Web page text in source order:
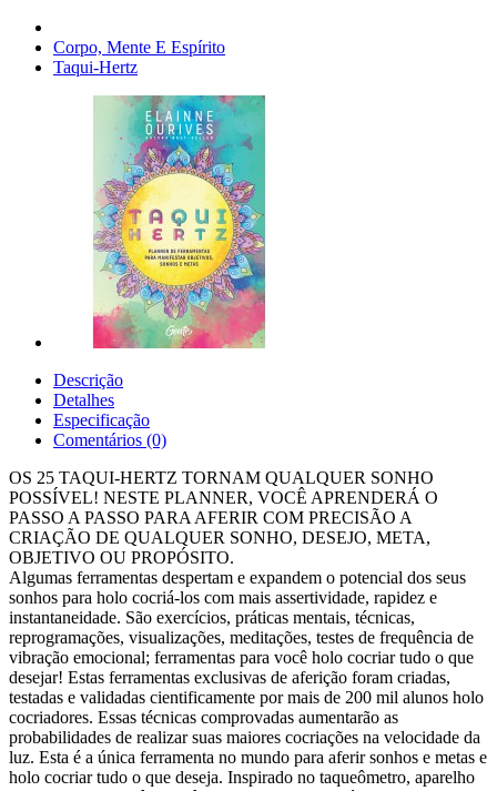
Corpo, Mente E Espírito
Taqui-Hertz
Descrição
Detalhes
Especificação
Comentários (0)
OS 25 TAQUI-HERTZ TORNAM QUALQUER SONHO
POSSÍVEL! NESTE PLANNER, VOCÊ APRENDERÁ O
PASSO A PASSO PARA AFERIR COM PRECISÃO A
CRIAÇÃO DE QUALQUER SONHO, DESEJO, META,
OBJETIVO OU PROPÓSITO.
Algumas ferramentas despertam e expandem o potencial dos seus
sonhos para holo cocriá-los com mais assertividade, rapidez e
instantaneidade. São exercícios, práticas mentais, técnicas,
reprogramações, visualizações, meditações, testes de frequência de
vibração emocional; ferramentas para você holo cocriar tudo o que
desejar! Estas ferramentas exclusivas de aferição foram criadas,
testadas e validadas cientificamente por mais de 200 mil alunos holo
cocriadores. Essas técnicas comprovadas aumentarão as
probabilidades de realizar suas maiores cocriações na velocidade da
luz. Esta é a única ferramenta no mundo para aferir sonhos e metas e
holo cocriar tudo o que deseja. Inspirado no taqueômetro, aparelho